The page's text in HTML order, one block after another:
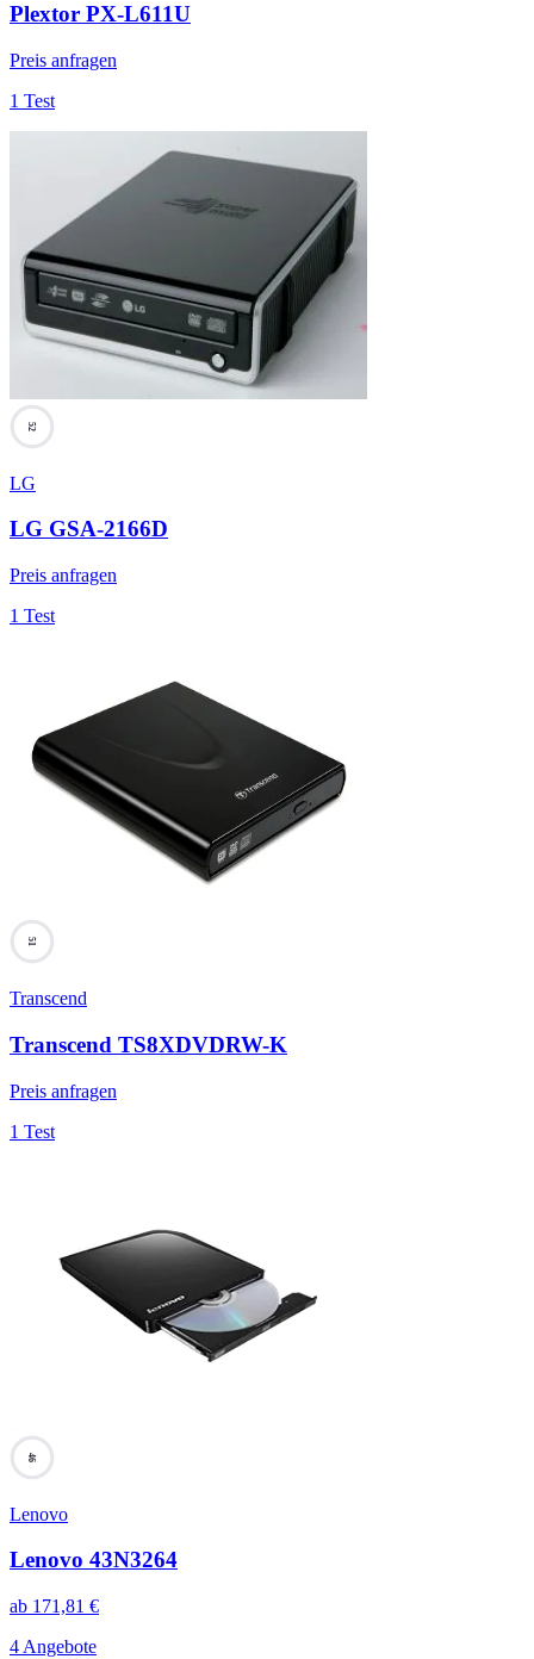
Plextor PX-L611U
Preis anfragen
1 Test
52
LG
LG GSA-2166D
Preis anfragen
1 Test
51
Transcend
Transcend TS8XDVDRW-K
Preis anfragen
1 Test
46
Lenovo
Lenovo 43N3264
ab 171,81 €
4 Angebote